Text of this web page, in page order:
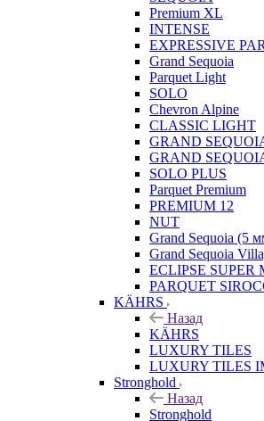
Premium XL
INTENSE
EXPRESSIVE
Grand Sequoia
Parquet Light
SOLO
Chevron Alpine
CLASSIC LIGHT
GRAND
GRAND
SOLO PLUS
Parquet Premium
PREMIUM 12
NUT
Grand Sequoia (5
Grand Sequoia
ECLIPSE SUPER
PARQUET
KÄHRS
Назад
KÄHRS
LUXURY TILES
LUXURY TILES
Stronghold
Назад
Stronghold